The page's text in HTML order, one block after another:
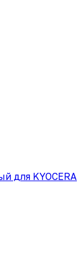
для KYOCERA